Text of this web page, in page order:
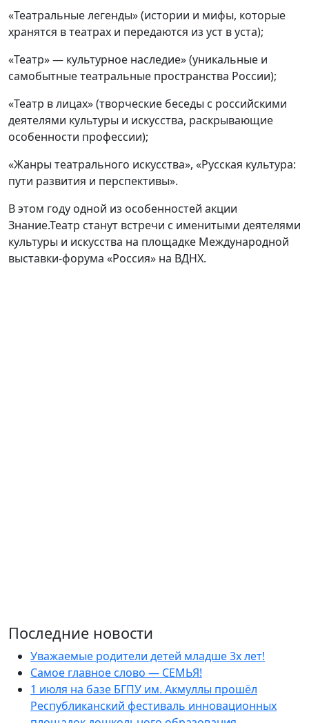
«Театральные легенды» (истории и мифы, которые
хранятся в театрах и передаются из уст в уста);
«Театр» — культурное наследие» (уникальные и
самобытные театральные пространства России);
«Театр в лицах» (творческие беседы с российскими
деятелями культуры и искусства, раскрывающие
особенности профессии);
«Жанры театрального искусства», «Русская культура:
пути развития и перспективы».
В этом году одной из особенностей акции
Знание.Театр станут встречи с именитыми деятелями
культуры и искусства на площадке Международной
выставки-форума «Россия» на ВДНХ.
Последние новости
Уважаемые родители детей младше 3х лет!
Самое главное слово — СЕМЬЯ!
1 июля на базе БГПУ им. Акмуллы прошёл
Республиканский фестиваль инновационных